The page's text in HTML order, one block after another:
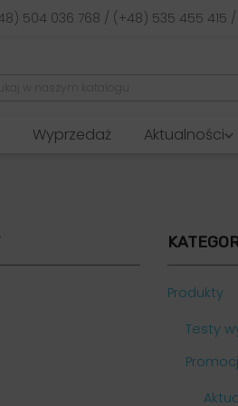
504 036 768 / (+48) 535 455 415
Wyprzedaż Aktualności
Produkty
Testy